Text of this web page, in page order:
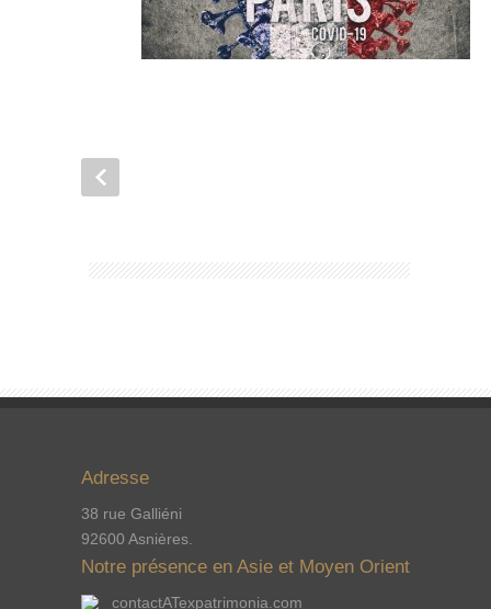
Adresse
38 rue Galliéni
92600 Asnières.
Notre présence en Asie et Moyen Orient
contactATexpatrimonia.com